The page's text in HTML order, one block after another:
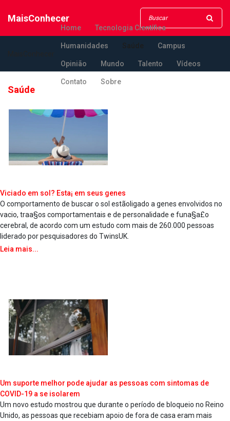
MaisConhecer
Home Tecnologia Científica
Humanidades Saúde Campus
Opinião Mundo Talento Vídeos
Contato Sobre
Saúde
Viciado em sol? Esta¡ em seus genes
O comportamento de buscar o sol estãoligado a genes envolvidos no
va­cio, traa§os comportamentais e de personalidade e funa§a£o
cerebral, de acordo com um estudo com mais de 260.000 pessoas
liderado por pesquisadores do TwinsUK.
Leia mais...
Um suporte melhor pode ajudar as pessoas com sintomas de
COVID-19 a se isolarem
Um novo estudo mostrou que durante o período de bloqueio no Reino
Unido, as pessoas que recebiam apoio de fora de casa eram mais